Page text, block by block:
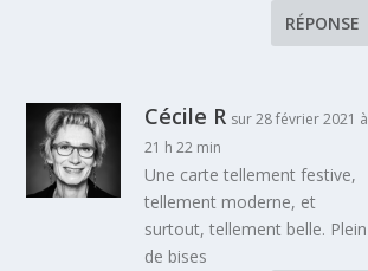
RÉPONSE
Cécile R sur 28 février 2021 à
21 h 22 min
Une carte tellement festive,
tellement moderne, et
surtout, tellement belle. Plein
de bises